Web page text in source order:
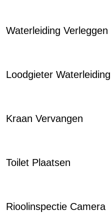
Waterleiding Verleggen
Loodgieter Waterleiding
Kraan Vervangen
Toilet Plaatsen
Rioolinspectie Camera